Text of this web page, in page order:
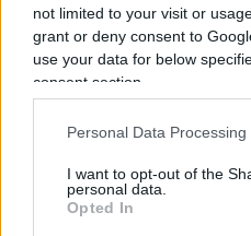
not limited to your visit or
grant or deny consent to
use your data for below
consent section.
Personal Data
I want to opt-out of the
personal data.
Opted In
dovessero salire anche
delle terapie intensive, il
dover prendere
piccole minoranze
“sacrficabili” con
della popolazione. Le
solamente due. La
tornare all’introduzione